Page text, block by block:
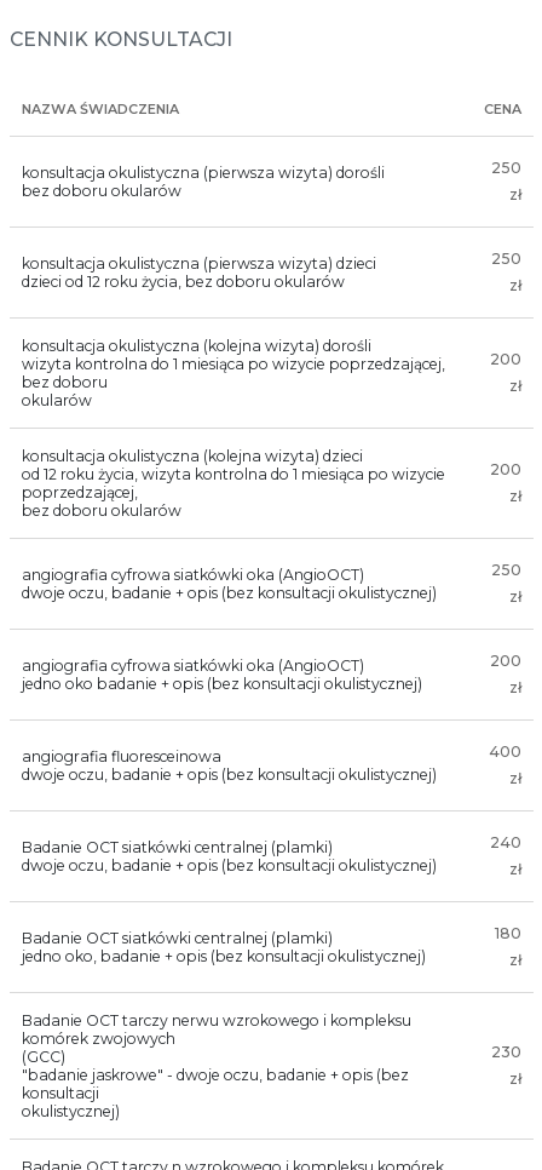
CENNIK KONSULTACJI
NAZWA ŚWIADCZENIA CENA
konsultacja okulistyczna (pierwsza wizyta) dorośli
bez doboru okularów
250
zł
konsultacja okulistyczna (pierwsza wizyta) dzieci
dzieci od 12 roku życia, bez doboru okularów
250
zł
konsultacja okulistyczna (kolejna wizyta) dorośli
wizyta kontrolna do 1 miesiąca po wizycie poprzedzającej,
bez doboru
okularów
200
zł
konsultacja okulistyczna (kolejna wizyta) dzieci
od 12 roku życia, wizyta kontrolna do 1 miesiąca po wizycie
poprzedzającej,
bez doboru okularów
200
zł
angiografia cyfrowa siatkówki oka (AngioOCT)
dwoje oczu, badanie + opis (bez konsultacji okulistycznej)
250
zł
angiografia cyfrowa siatkówki oka (AngioOCT)
jedno oko badanie + opis (bez konsultacji okulistycznej)
200
zł
angiografia fluoresceinowa
dwoje oczu, badanie + opis (bez konsultacji okulistycznej)
400
zł
Badanie OCT siatkówki centralnej (plamki)
dwoje oczu, badanie + opis (bez konsultacji okulistycznej)
240
zł
Badanie OCT siatkówki centralnej (plamki)
jedno oko, badanie + opis (bez konsultacji okulistycznej)
180
zł
Badanie OCT tarczy nerwu wzrokowego i kompleksu
komórek zwojowych
(GCC)
"badanie jaskrowe" - dwoje oczu, badanie + opis (bez
konsultacji
okulistycznej)
230
zł